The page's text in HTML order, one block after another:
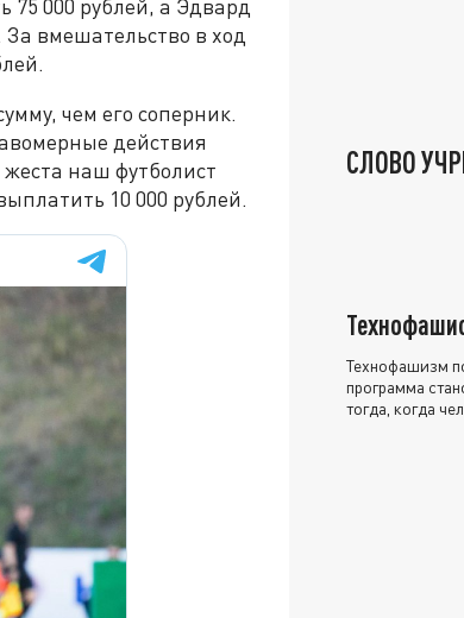
75 000 рублей, а Эдвард
вмешательство в ход
чем его соперник.
действия
наш футболист
10 000 рублей.
СЛОВО
Технофашизм
программа
тогда, когда